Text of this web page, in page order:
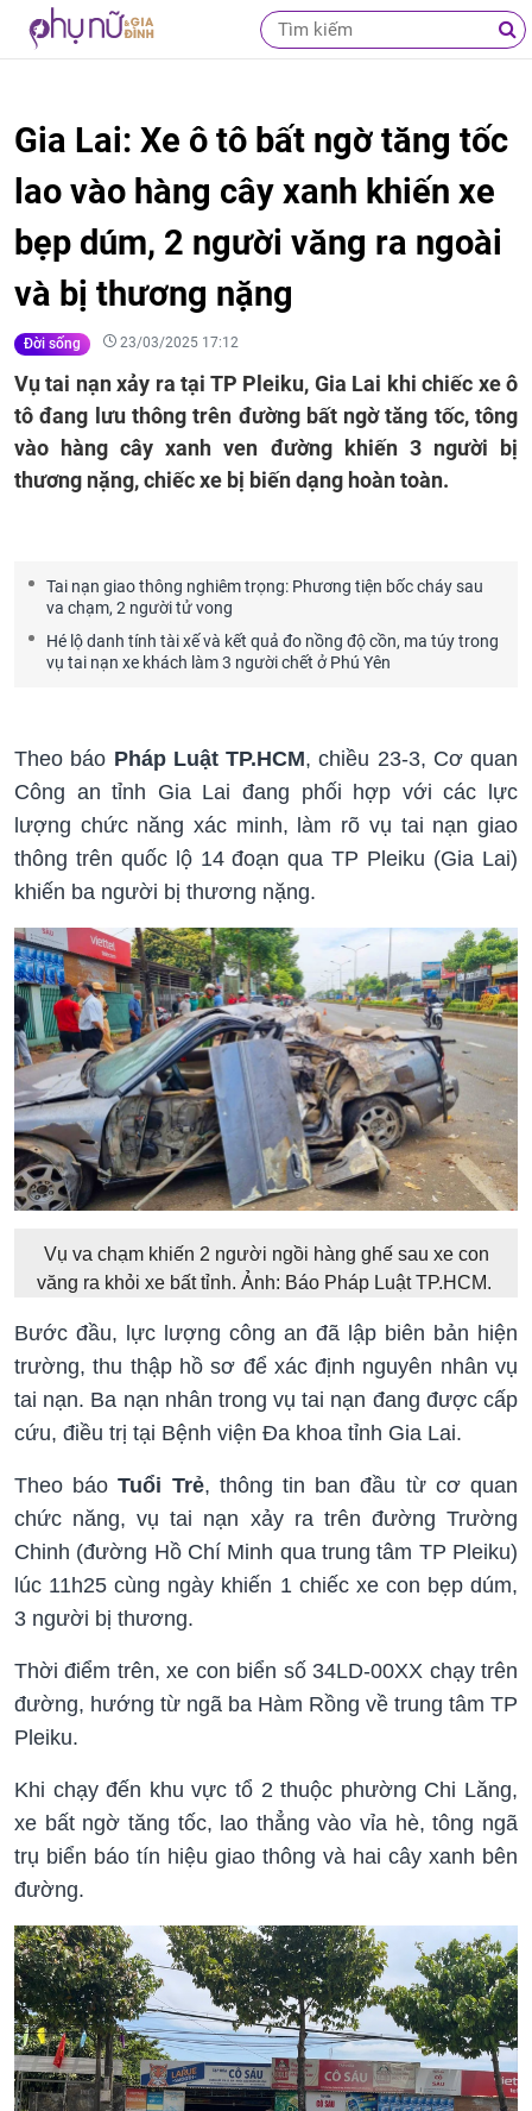
Gia Lai: Xe ô tô bất ngờ tăng tốc
lao vào hàng cây xanh khiến xe
bẹp dúm, 2 người văng ra ngoài
và bị thương nặng
Đời sống 23/03/2025 17:12
Vụ tai nạn xảy ra tại TP Pleiku, Gia Lai khi chiếc xe ô
tô đang lưu thông trên đường bất ngờ tăng tốc, tông
vào hàng cây xanh ven đường khiến 3 người bị
thương nặng, chiếc xe bị biến dạng hoàn toàn.
Tai nạn giao thông nghiêm trọng: Phương tiện bốc cháy sau
va chạm, 2 người tử vong
Hé lộ danh tính tài xế và kết quả đo nồng độ cồn, ma túy trong
vụ tai nạn xe khách làm 3 người chết ở Phú Yên
Theo báo Pháp Luật TP.HCM, chiều 23-3, Cơ quan
Công an tỉnh Gia Lai đang phối hợp với các lực
lượng chức năng xác minh, làm rõ vụ tai nạn giao
thông trên quốc lộ 14 đoạn qua TP Pleiku (Gia Lai)
khiến ba người bị thương nặng.
Vụ va chạm khiến 2 người ngồi hàng ghế sau xe con
văng ra khỏi xe bất tỉnh. Ảnh: Báo Pháp Luật TP.HCM.
Bước đầu, lực lượng công an đã lập biên bản hiện
trường, thu thập hồ sơ để xác định nguyên nhân vụ
tai nạn. Ba nạn nhân trong vụ tai nạn đang được cấp
cứu, điều trị tại Bệnh viện Đa khoa tỉnh Gia Lai.
Theo báo Tuổi Trẻ, thông tin ban đầu từ cơ quan
chức năng, vụ tai nạn xảy ra trên đường Trường
Chinh (đường Hồ Chí Minh qua trung tâm TP Pleiku)
lúc 11h25 cùng ngày khiến 1 chiếc xe con bẹp dúm,
3 người bị thương.
Thời điểm trên, xe con biển số 34LD-00XX chạy trên
đường, hướng từ ngã ba Hàm Rồng về trung tâm TP
Pleiku.
Khi chạy đến khu vực tổ 2 thuộc phường Chi Lăng,
xe bất ngờ tăng tốc, lao thẳng vào vỉa hè, tông ngã
trụ biển báo tín hiệu giao thông và hai cây xanh bên
đường.